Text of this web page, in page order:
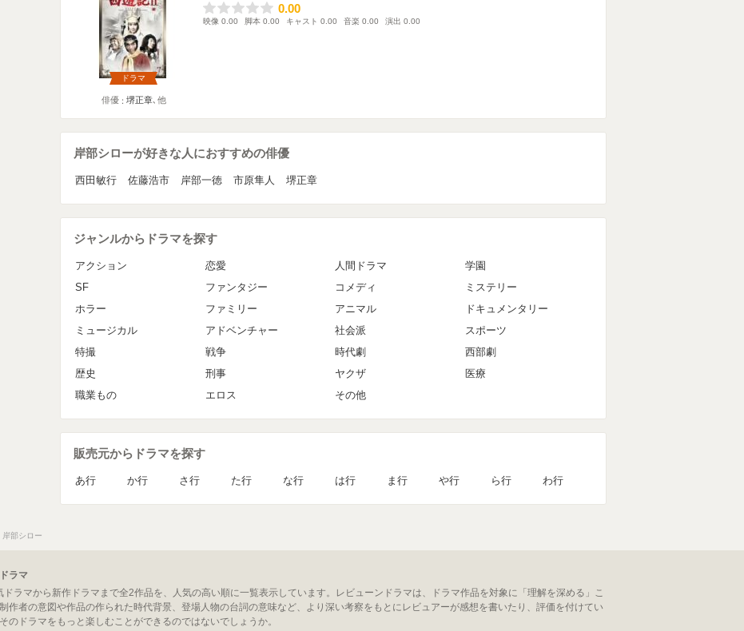
ドラマ
俳優 堺正章､他
0.00
0.00
映像 0.00 脚本 0.00 キャスト 0.00 音楽 0.00 演出 0.00
岸部シローが好きな人におすすめの俳優
西田敏行 佐藤浩市 岸部一徳 市原隼人 堺正章
ジャンルからドラマを探す
アクション 恋愛 人間ドラマ
学園
SF
ファンタジー コメディ
ミステリー
ホラー
ファミリー アニマル
ドキュメンタリー
ミュージカル
アドベンチャー 社会派
スポーツ
特撮
戦争 時代劇
西部劇
歴史
刑事 ヤクザ
医療
職業もの
エロス その他
販売元からドラマを探す
あ行 か行 さ行 た行 な行 は行 ま行 や行 ら行 わ行
岸部シロー
ラマ
ドラマから新作ドラマまで全2作品を、人気の高い順に一覧表示しています。レビューンドラマは、ドラマ作品を対象に「理解を深める」こ
作者の意図や作品の作られた時代背景、登場人物の台詞の意味など、より深い考察をもとにレビュアーが感想を書いたり、評価を付けてい
のドラマをもっと楽しむことができるのではないでしょうか。